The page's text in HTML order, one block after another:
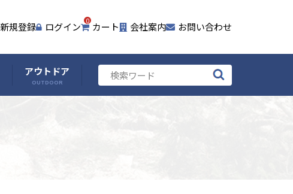
新規登録 ログイン 0 カート 会社案内 お問い合わせ
アウトドア
OUTDOOR